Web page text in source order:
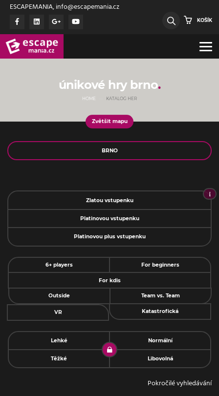
ESCAPEMANIA, info@escapemania.cz
KOŠÍK
Zvětšit mapu
únikové hry brno
HOME KATALOG HER
Jméno
Zlatou vstupenku
Platinovou vstupenku
Platinovou plus vstupenku
6+ players For beginners
For kdis
Outside Team vs. Team
VR Katastrofická
Lehké Normální
Těžké Libovolná
Pokročilé vyhledávání